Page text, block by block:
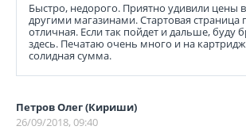
Быстро, недорого. Приятно удивили цены
другими магазинами. Стартовая страница
отличная. Если так пойдет и дальше, буду
здесь. Печатаю очень много и на
солидная сумма.
Петров Олег (Кириши)
26/09/2018, 09:40